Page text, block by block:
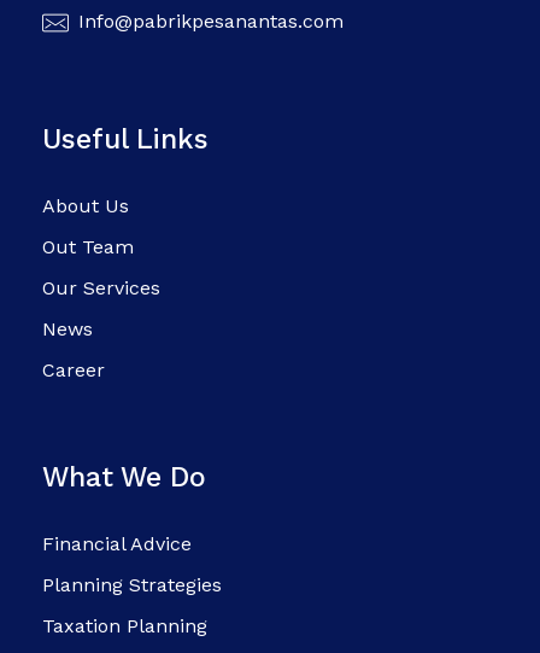
Info@pabrikpesanantas.com
Useful Links
About Us
Out Team
Our Services
News
Career
What We Do
Financial Advice
Planning Strategies
Taxation Planning